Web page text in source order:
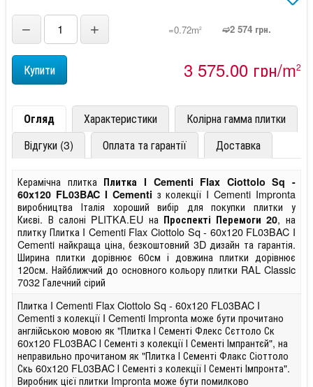
− + =0.72m2 ➫2 574 грн.
3 575,00 грн/m2
Огляд Характеристики
Колірна гамма плитки
Відгуки (3)
Оплата та гарантії Доставка
Керамічна плитка Плитка I Cementi Flax Ciottolo Sq -
60x120 FL03BAC I Cementi з колекції I Cementi Impronta
виробництва Італія хороший вибір для покупки плитки у
Києві. В салоні PLITKA.EU на Проспекті Перемоги 20, на
плитку Плитка I Cementi Flax Ciottolo Sq - 60x120 FL03BAC I
Cementi найкраща ціна, безкоштовний 3D дизайн та гарантія.
Ширина плитки дорівнює 60см і довжина плитки дорівнює
120см. Найближчий до основного кольору плитки RAL Classic
7032 Галечний сірий
Плитка I Cementi Flax Ciottolo Sq - 60x120 FL03BAC I
Cementi з колекції I Cementi Impronta може бути прочитано
англійською мовою як "Плитка І Сементі Флекс Сєттоло Ск
60x120 FL03BAC І Сементі з колекції І Сементі Імпрантєй", на
неправильно прочитаном як "Плитка І Сементі Флакс Сіоттоло
Скь 60x120 FL03BAC І Сементі з колекції І Сементі Імпронта".
Виробник цієї плитки Impronta може бути помилково